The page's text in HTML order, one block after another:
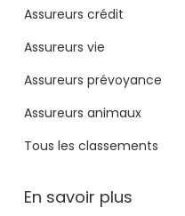
Assureurs crédit
Assureurs vie
Assureurs prévoyance
Assureurs animaux
Tous les classements
En savoir plus